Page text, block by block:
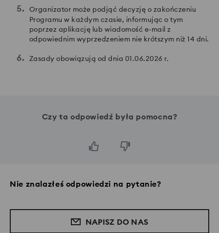
Organizator może podjąć decyzję o zakończeniu
Programu w każdym czasie, informując o tym
poprzez aplikację lub wiadomość e-mail z
odpowiednim wyprzedzeniem nie krótszym niż 14 dni.
Zasady obowiązują od dnia 01.06.2026 r.
Czy ta odpowiedź była pomocna?
Nie znalazłeś odpowiedzi na pytanie?
NAPISZ DO NAS